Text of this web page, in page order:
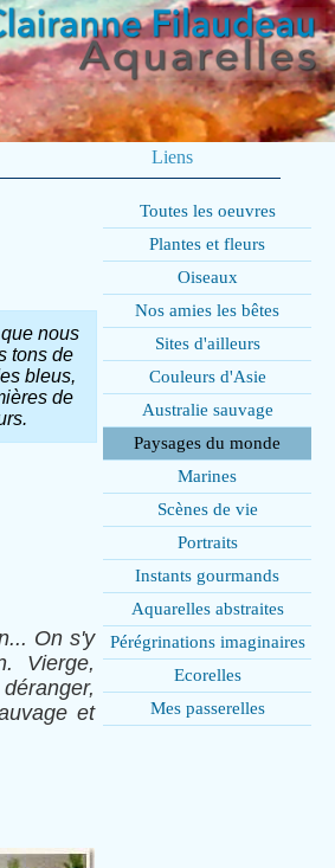
Liens
Toutes les oeuvres
Plantes et fleurs
Oiseaux
Nos amies les bêtes
Sites d'ailleurs
Couleurs d'Asie
Australie sauvage
Paysages du monde
Marines
Scènes de vie
Portraits
Instants gourmands
Aquarelles abstraites
Pérégrinations imaginaires
Ecorelles
Mes passerelles
nous
tons de
bleus,
de
On s'y
Vierge,
et